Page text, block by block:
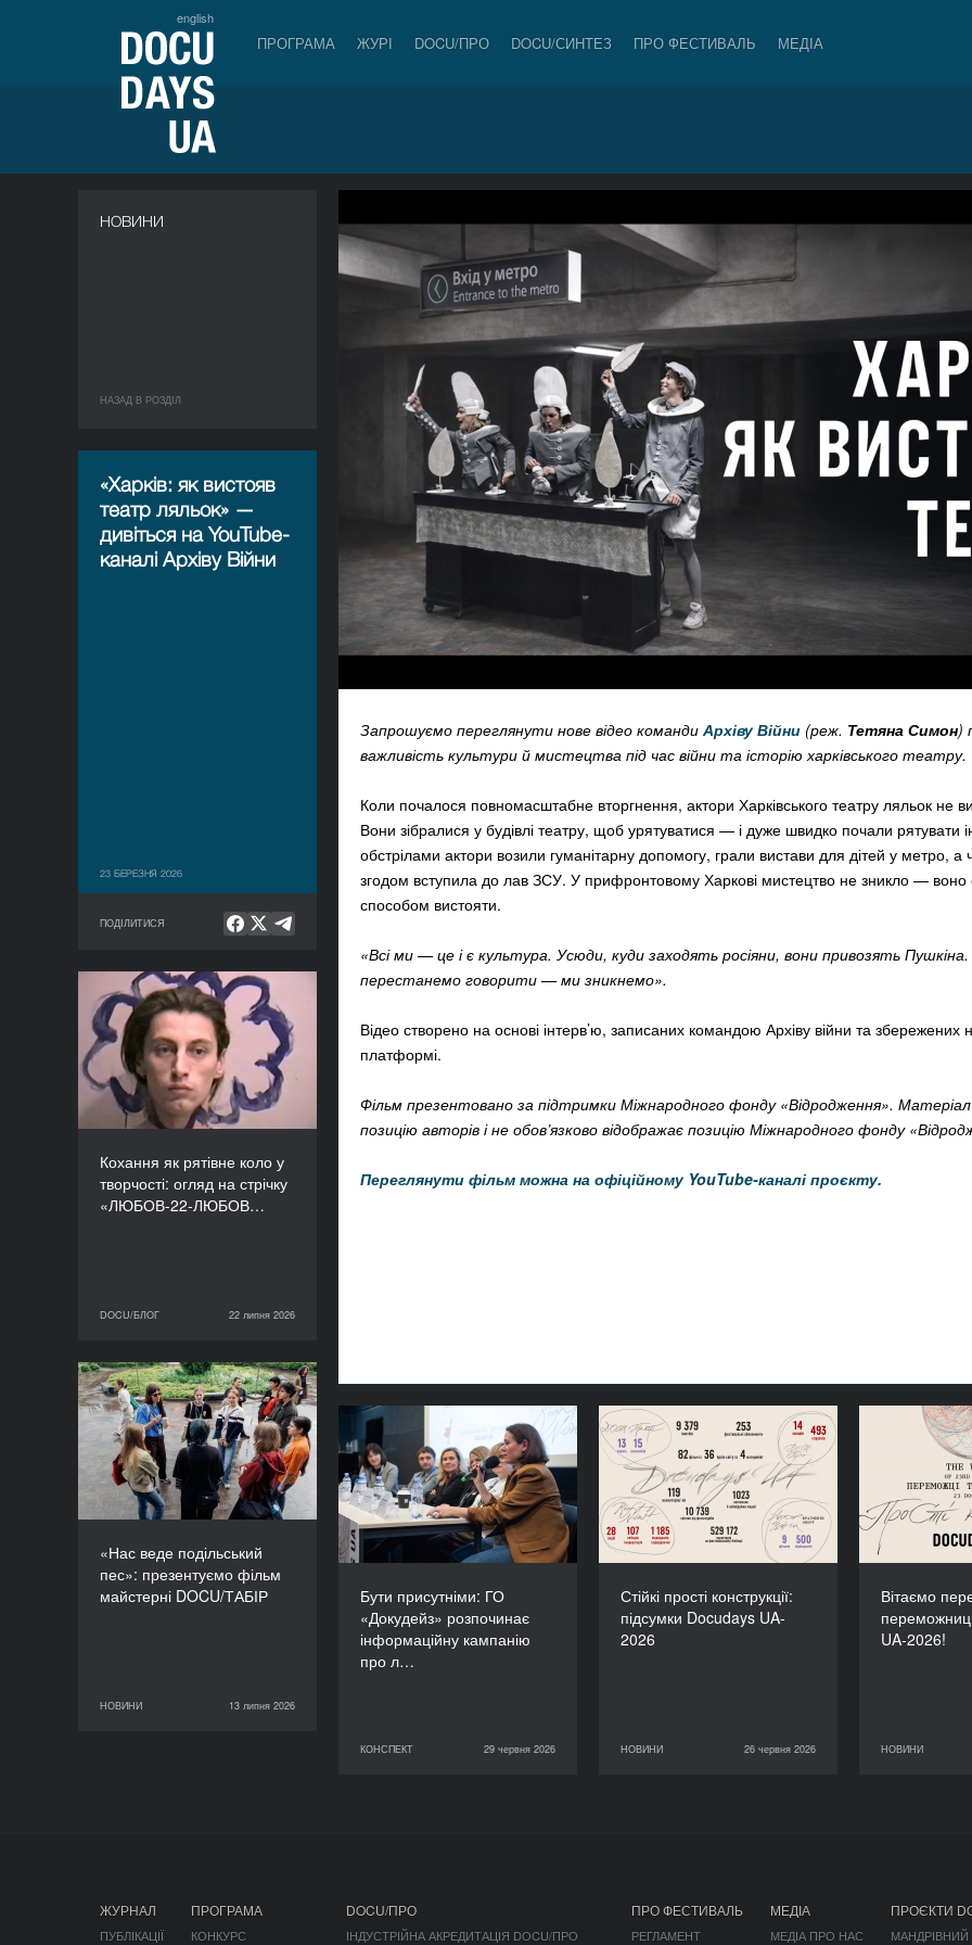
english
ПРОГРАМА ЖУРІ DOCU/ПРО DOCU/СИНТЕЗ ПРО ФЕСТИВАЛЬ МЕДІА
НОВИНИ
НАЗАД В РОЗДIЛ
«Харків: як вистояв
театр ляльок» —
дивіться на YouTube-
каналі Архіву Війни
23 БЕРЕЗНЯ 2026
ПОДІЛИТИСЯ
Запрошуємо переглянути нове відео команди Архіву Війни (реж. Тетяна Симон)
важливість культури й мистецтва під час війни та історію харківського театру.
Коли почалося повномасштабне вторгнення, актори Харківського театру ляльок не
Вони зібралися у будівлі театру, щоб урятуватися — і дуже швидко почали рятувати
обстрілами актори возили гуманітарну допомогу, грали вистави для дітей у метро, а
згодом вступила до лав ЗСУ. У прифронтовому Харкові мистецтво не зникло — воно
способом вистояти.
«Всі ми — це і є культура. Усюди, куди заходять росіяни, вони привозять
перестанемо говорити — ми зникнемо».
Відео створено на основі інтерв’ю, записаних командою Архіву війни та збережених
платформі.
Фільм презентовано за підтримки Міжнародного фонду «Відродження».
позицію авторів і не обов’язково відображає позицію Міжнародного фонду
Переглянути фільм можна на офіційному YouTube-каналі проєкту.
Кохання як рятівне коло у
творчості: огляд на стрічку
«ЛЮБОВ-22-ЛЮБОВ…
DOCU/БЛОГ 22 липня 2026
Кохання як рятівне коло
у творчості: огляд на
стрічку «ЛЮБОВ-22-
ЛЮБОВ» Єруна
Койманса
DOCU/БЛОГ
22 липня 2026
«Нас веде подільський
пес»: презентуємо фільм
майстерні DOCU/ТАБІР
НОВИНИ 13 липня 2026
«Нас веде подільський
пес»: презентуємо фільм
майстерні DOCU/ТАБІР
НОВИНИ
13 липня 2026
Бути присутніми: ГО
«Докудейз» розпочинає
інформаційну кампанію
про л…
КОНСПЕКТ 29 червня 2026
Бути присутніми: ГО
«Докудейз» розпочинає
інформаційну кампанію
про людей в окупації
КОНСПЕКТ
29 червня 2026
Стійкі прості конструкції:
підсумки Docudays UA-
2026
НОВИНИ 26 червня 2026
Стійкі прості конструкції:
підсумки Docudays UA-
2026
НОВИНИ
26 червня 2026
Вітаємо
UA-2026!
НОВИНИ
11 червня 2026
ЖУРНАЛ
ПУБЛІКАЦІЇ
ПРОГРАМА
КОНКУРС
DOCU/ПРО
ІНДУСТРІЙНА АКРЕДИТАЦІЯ DOCU/ПРО
ПРО ФЕСТИВАЛЬ
РЕГЛАМЕНТ
МЕДІА
МЕДІА ПРО НАС
ПРОЄКТИ